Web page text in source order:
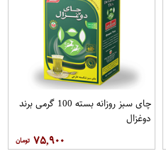
چای سبز روزانه بسته 100 گرمی برند
دوغزال
۷۵,۹۰۰